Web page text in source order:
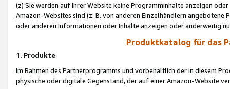
(z) Sie werden auf Ihrer Website keine Programminhalte anzeigen
Amazon-Websites sind (z. B. von anderen Einzelhändlern
oder anderen Informationen oder Inhalte anzeigen oder anderweitig
Produktkatalog für das
1. Produkte
Im Rahmen des Partnerprogramms und vorbehaltlich der in diesem
physische oder digitale Gegenstand, der auf einer Amazon-Website